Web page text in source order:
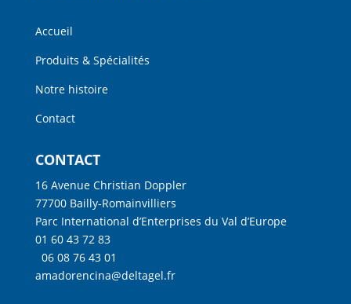
Accueil
Produits & Spécialités
Notre histoire
Contact
CONTACT
16 Avenue Christian Doppler
77700 Bailly-Romainvilliers
Parc International d’Enterprises du Val d’Europe
01 60 43 72 83
06 08 76 43 01
amadorencina@deltagel.fr